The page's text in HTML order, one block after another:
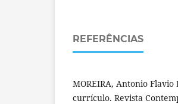
REFERÊNCIAS
MOREIRA, Antonio
currículo. Revista